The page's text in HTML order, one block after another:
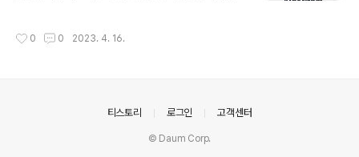
있다. 재귀 함수의 장점 여러 반복문을 사용하지 않아 코드
고 종료된 후에 복귀를 위한 컨텍스트 스위칭 비용 발생 재
귀 함수의 사용 조건 문제의 크기를 점점 작은 단위로 나눌
수 있어야 함 재귀 호출이 종료되는 시점이 존재해야 함 재
0 0 2023. 4. 16.
티스토리 로그인 고객센터
© Daum Corp.